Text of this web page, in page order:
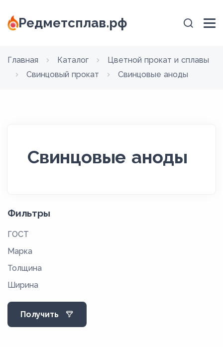
Редметсплав.рф
Главная Каталог
Цветной прокат и сплавы
Свинцовый прокат
Свинцовые аноды
Свинцовые аноды
Фильтры
ГОСТ
Марка
Толщина
Ширина
Получить